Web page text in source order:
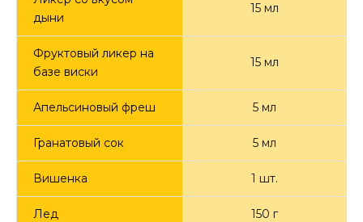
дыни
15 мл
Фруктовый ликер на
базе виски
15 мл
Апельсиновый фреш 5 мл
Гранатовый сок 5 мл
Вишенка 1 шт.
Лед 150 г